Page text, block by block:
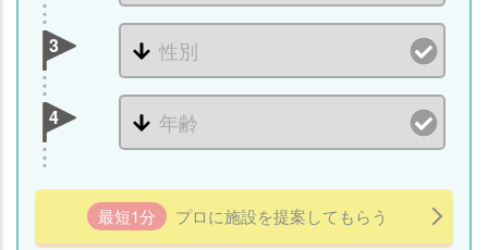
3
4
最短1分 プロに施設を提案してもらう